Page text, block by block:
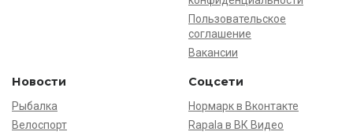
Пользовательское
соглашение
Вакансии
Новости
Рыбалка
Велоспорт
Соцсети
Нормарк в Вконтакте
Rapala в ВК Видео